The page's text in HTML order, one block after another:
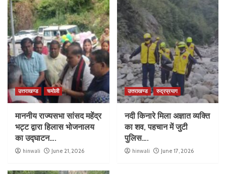
उत्तराखण्ड चमोली
माननीय राज्यसभा सांसद महेंद्र
भट्ट द्वारा हिलास भोजनालय
का उद्घाटन….
hinwali June 21, 2026
उत्तराखण्ड रुद्रप्रयाग
नदी किनारे मिला अज्ञात व्यक्ति
का शव, पहचान में जुटी
पुलिस….
hinwali June 17, 2026